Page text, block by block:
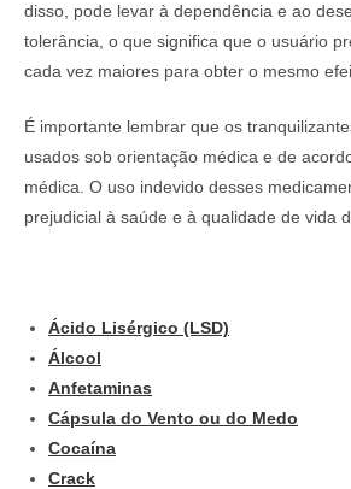
disso, pode levar à dependência e ao
tolerância, o que significa que o usuário
cada vez maiores para obter o mesmo
É importante lembrar que os
usados sob orientação médica e de
médica. O uso indevido desses
prejudicial à saúde e à qualidade de vida
Ácido Lisérgico (LSD)
Álcool
Anfetaminas
Cápsula do Vento ou do Medo
Cocaína
Crack